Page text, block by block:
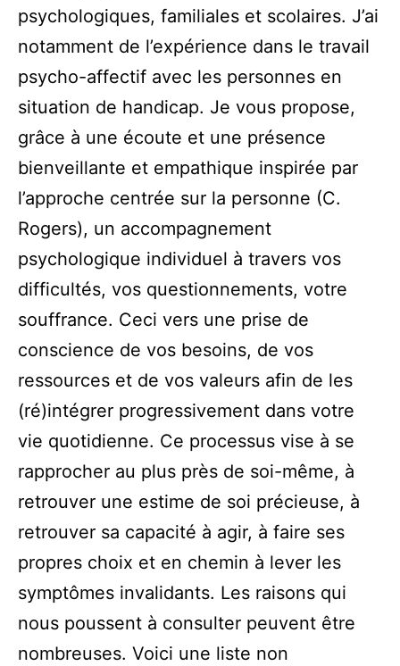
psychologiques, familiales et scolaires. J’ai
notamment de l’expérience dans le travail
psycho-affectif avec les personnes en
situation de handicap. Je vous propose,
grâce à une écoute et une présence
bienveillante et empathique inspirée par
l’approche centrée sur la personne (C.
Rogers), un accompagnement
psychologique individuel à travers vos
difficultés, vos questionnements, votre
souffrance. Ceci vers une prise de
conscience de vos besoins, de vos
ressources et de vos valeurs afin de les
(ré)intégrer progressivement dans votre
vie quotidienne. Ce processus vise à se
rapprocher au plus près de soi-même, à
retrouver une estime de soi précieuse, à
retrouver sa capacité à agir, à faire ses
propres choix et en chemin à lever les
symptômes invalidants. Les raisons qui
nous poussent à consulter peuvent être
nombreuses. Voici une liste non